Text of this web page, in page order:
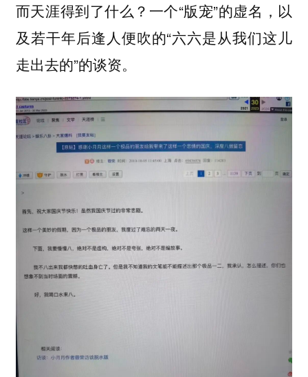
而天涯得到了什么？一个“版宠”的虚名，以
及若干年后逢人便吹的“六六是从我们这儿
走出去的”的谈资。